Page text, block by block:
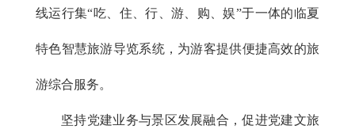
线运行集“吃、住、行、游、购、娱”于一体的临夏
特色智慧旅游导览系统，为游客提供便捷高效的旅
游综合服务。
坚持党建业务与景区发展融合，促进党建文旅